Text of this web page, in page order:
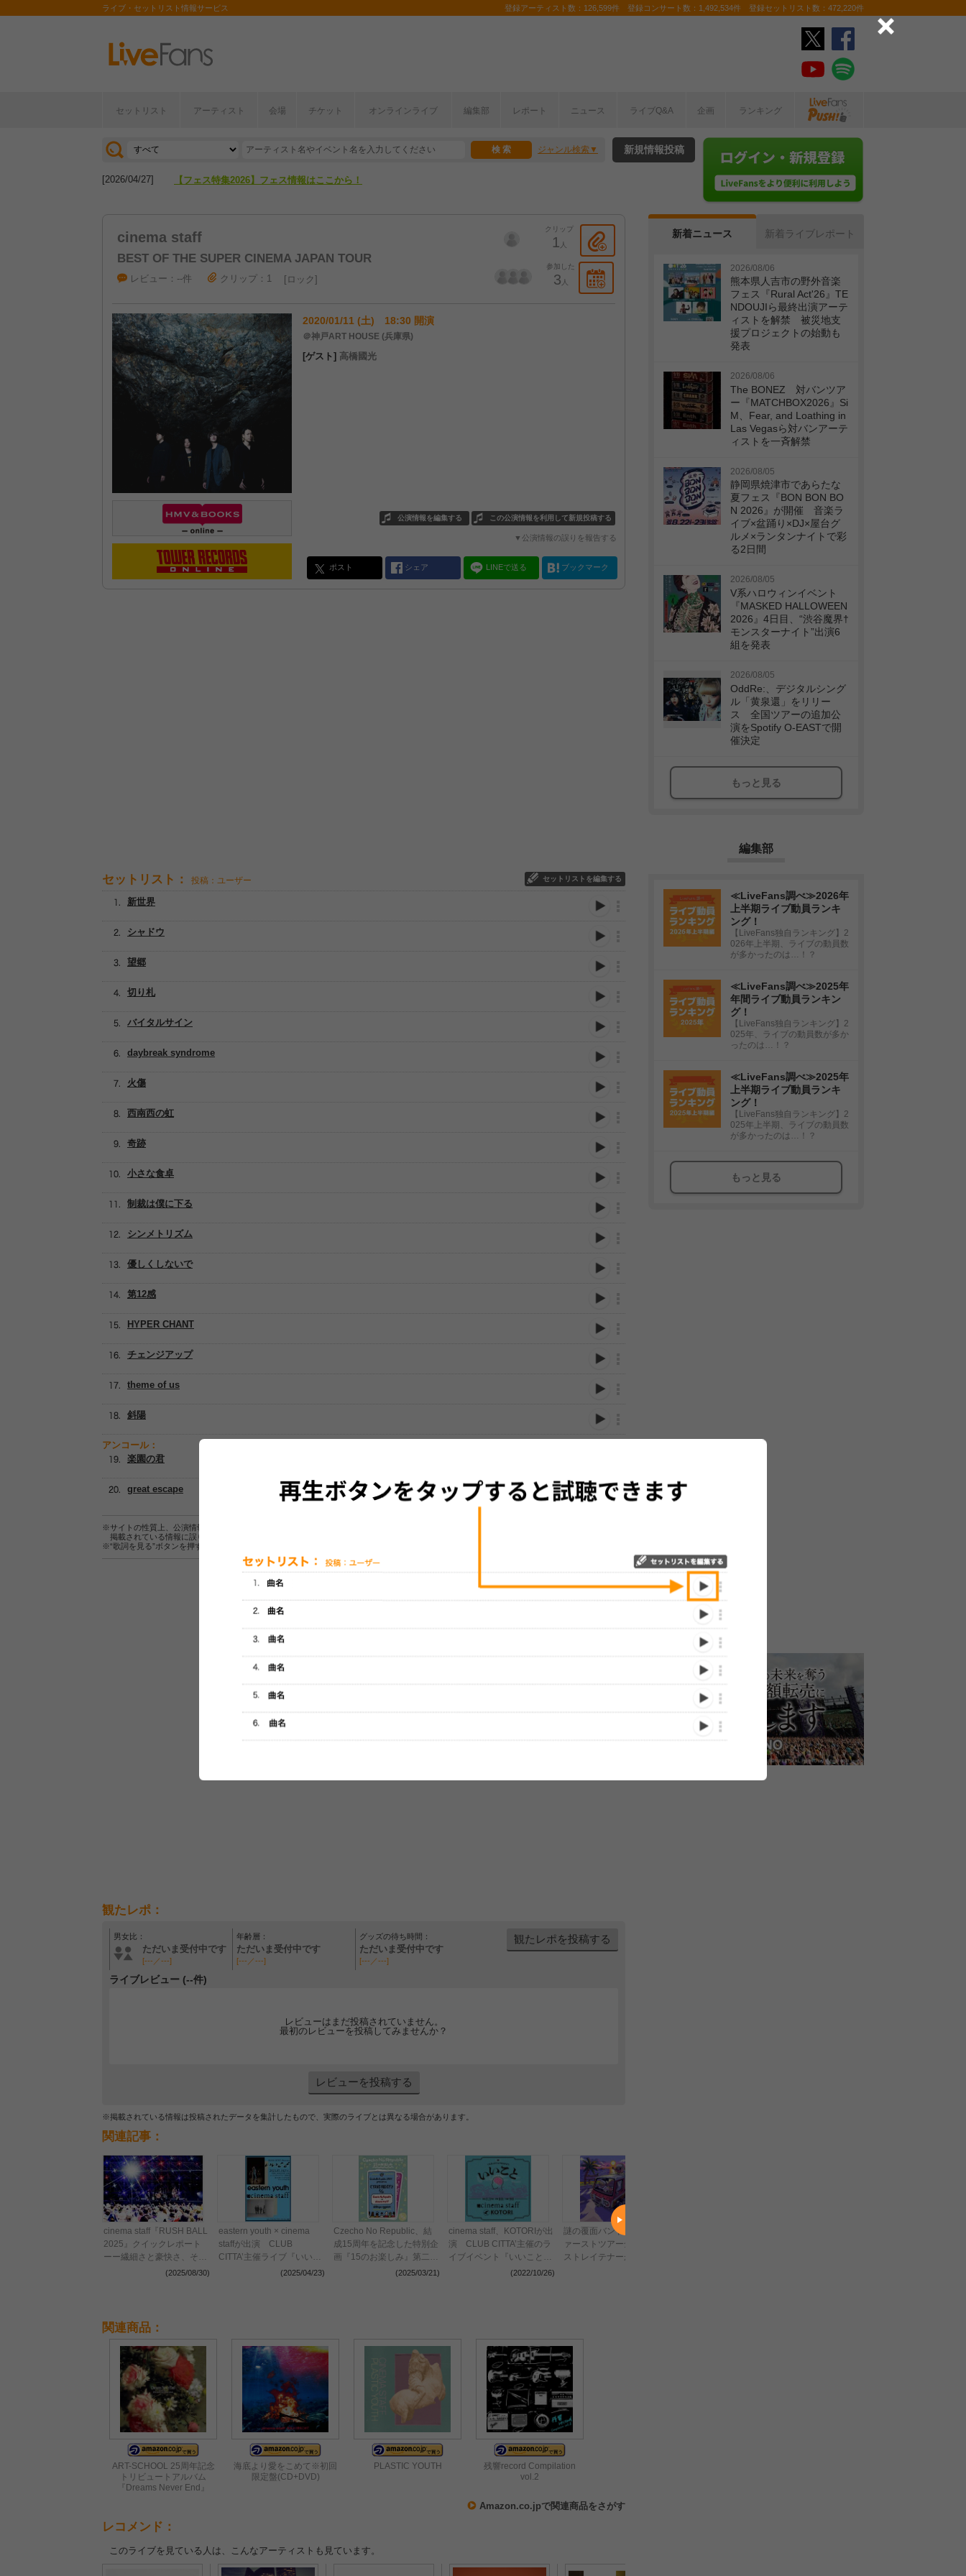
ライブ・セットリスト情報サービス 登録アーティスト数：126,599件 登録コンサート数：1,492,534件 登録セットリスト数：472,220件
セットリスト アーティスト 会場 チケット オンラインライブ 編集部 レポート ニュース ライブQ&A 企画 ランキング
ジャンル検索
[2026/07/28] 【ライブ動員ランキング】2026年上半期編発表！
[2026/04/27] 【フェス特集2026】フェス情報はここから！
新規情報投稿
cinema staff
BEST OF THE SUPER CINEMA JAPAN TOUR
クリップ
1 人
参加した
3 人
レビュー：--件 クリップ：1 ロック
2020/01/11 (土) 18:30 開演
＠神戸ART HOUSE (兵庫県)
[ゲスト] 高橋國光
この公演情報を利用して新規投稿する
公演情報を編集する
▼公演情報の誤りを報告する
ポスト シェア LINEで送る ブックマーク
セットリスト： 投稿：ユーザー セットリストを編集する
小さな食卓
切り札
望郷
シャドウ
バイタルサイン
西南西の虹
火傷
daybreak syndrome
奇跡
新世界
制裁は僕に下る
シンメトリズム
優しくしないで
第12感
HYPER CHANT
チェンジアップ
theme of us
斜陽
アンコール：
楽園の君
great escape
※サイトの性質上、公演情報およびセットリスト情報の正確性は保証されませんので、あらかじめご了承ください。
掲載されている情報に誤りがある場合は、
※“歌詞を見る”ボタンを押すと、株式会社ページワンが運営する歌詞サイト「
セットリストをプレイリストにして保存する
観たレポ：
男女比：
ただいま受付中です
[---／---]
年齢層：
ただいま受付中です
[---／---]
グッズの待ち時間：
ただいま受付中です
[---／---]
観たレポを投稿する
ライブレビュー (--件)
レビューはまだ投稿されていません。
最初のレビューを投稿してみませんか？
レビューを投稿する
※掲載されている情報は投稿されたデータを集計したもので、実際のライブとは異なる場合があります。
関連記事：
cinema staff『RUSH BALL
2025』クイックレポート
ーー繊細さと豪快さ、その
両輪と圧倒的演奏力で魅せ
(2025/08/30)
eastern youth × cinema
staffが出演 CLUB
CITTA’主催ライブ『いいこ
(2025/04/23)
Czecho No Republic、結
成15周年を記念した特別企
画『15のお楽しみ』第二弾
はcinema staffとの2マンラ
(2025/03/21)
cinema staff、KOTORIが出
演 CLUB CITTA’主催のラ
イブイベント『いいこと』
(2022/10/26)
謎の覆面バンド・633のフ
ァーストツアー全公演に、
ストレイテナーがゲスト出
関連商品：
ART-SCHOOL 25周年記念
トリビュートアルバム
『Dreams Never End』
海底より愛をこめて※初回
限定盤(CD+DVD)
PLASTIC YOUTH
残響record Compilation
vol.2
Amazon.co.jpで関連商品をさがす
レコメンド：
このライブを見ている人は、こんなアーティストも見ています。
新着ニュース 新着ライブレポート
2026/08/06
熊本県人吉市の野外音楽
フェス『Rural Act'26』TE
NDOUJIら最終出演アーテ
ィストを解禁 被災地支
援プロジェクトの始動も
発表
2026/08/06
The BONEZ 対バンツア
ー『MATCHBOX2026』Si
M、Fear, and Loathing in
Las Vegasら対バンアーテ
ィストを一斉解禁
2026/08/05
静岡県焼津市であらたな
夏フェス『BON BON BO
N 2026』が開催 音楽ラ
イブ×盆踊り×DJ×屋台グ
ルメ×ランタンナイトで彩
る2日間
2026/08/05
V系ハロウィンイベント
『MASKED HALLOWEEN
2026』4日目、“渋谷魔界†
モンスターナイト”出演6
組を発表
2026/08/05
OddRe:、デジタルシング
ル「黄泉還」をリリー
ス 全国ツアーの追加公
演をSpotify O-EASTで開
催決定
もっと見る
編集部
≪LiveFans調べ≫2026年
上半期ライブ動員ランキ
ング！
【LiveFans独自ランキング】2
026年上半期、ライブの動員数
が多かったのは…！？
≪LiveFans調べ≫2025年
年間ライブ動員ランキン
グ！
【LiveFans独自ランキング】2
025年、ライブの動員数が多か
ったのは…！？
≪LiveFans調べ≫2025年
上半期ライブ動員ランキ
ング！
【LiveFans独自ランキング】2
025年上半期、ライブの動員数
が多かったのは…！？
もっと見る